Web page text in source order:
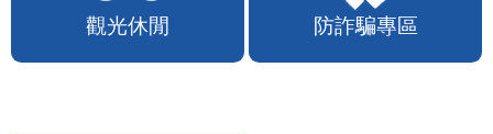
觀光休閒 防詐騙專區